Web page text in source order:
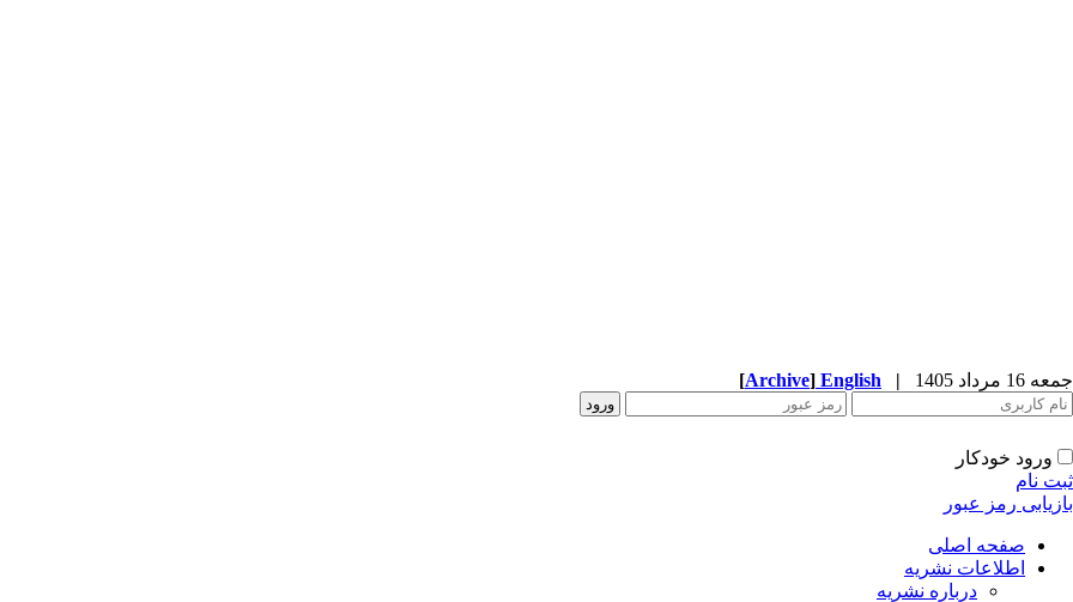
جمعه 16 مرداد 1405 |
English
[Archive]
ورود خودکار
ثبت نام
بازیابی رمز عبور
صفحه اصلی
اطلاعات نشریه
درباره نشریه